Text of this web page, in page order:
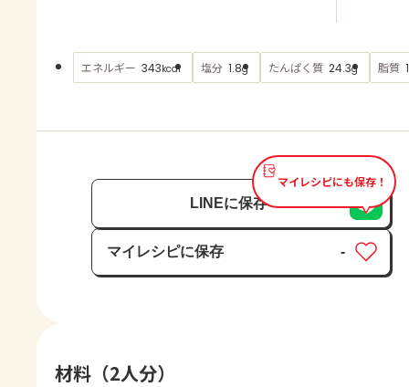
AJINOMOTO PARK とは
エネルギー 343kcal 塩分 1.8g たんぱく質 24.3g 脂質
マイレシピにも保存！
LINEに保存
マイレシピに保存
保存済み
-
材料（2人分）